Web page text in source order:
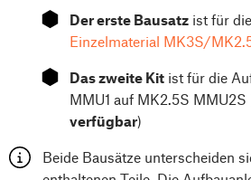
⬢ Der erste Bausatz ist für
Einzelmaterial MK3S/
⬢ Das zweite Kit ist für die
MMU1 auf MK2.5S MMU2S
verfügbar)
Beide Bausätze unterscheiden